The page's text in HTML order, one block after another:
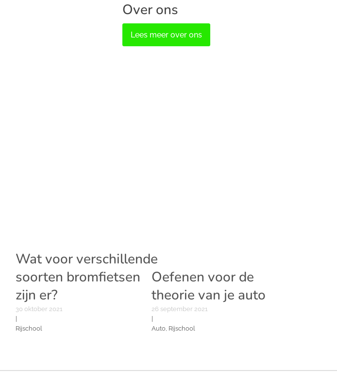
Over ons
Lees meer over ons
Wat voor verschillende
soorten bromfietsen
zijn er?
30 oktober 2021
Rijschool
Oefenen voor de
theorie van je auto
26 september 2021
Auto, Rijschool